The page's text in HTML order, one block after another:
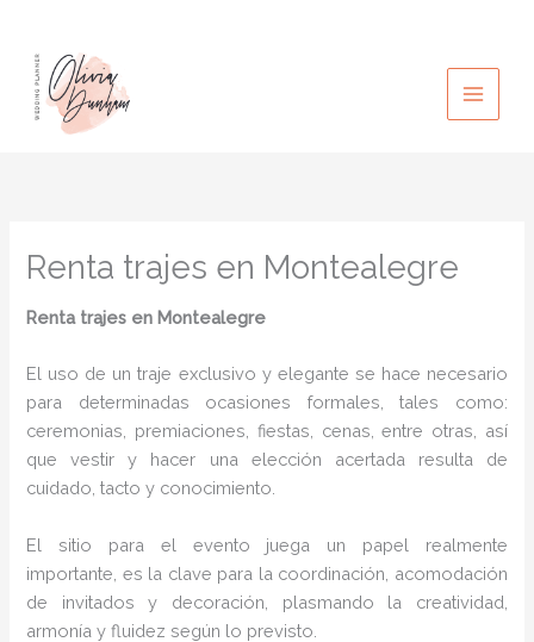
contenido
Renta trajes en Montealegre
Renta trajes en Montealegre
El uso de un traje exclusivo y elegante se hace necesario
para determinadas ocasiones formales, tales como:
ceremonias, premiaciones, fiestas, cenas, entre otras, así
que vestir y hacer una elección acertada resulta de
cuidado, tacto y conocimiento.
El sitio para el evento juega un papel realmente
importante, es la clave para la coordinación, acomodación
de invitados y decoración, plasmando la creatividad,
armonía y fluidez según lo previsto.